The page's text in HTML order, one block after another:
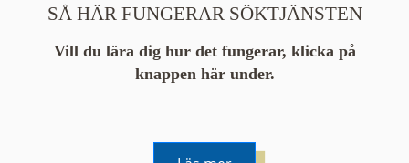
SÅ HÄR FUNGERAR SÖKTJÄNSTEN
Vill du lära dig hur det fungerar, klicka på
knappen här under.